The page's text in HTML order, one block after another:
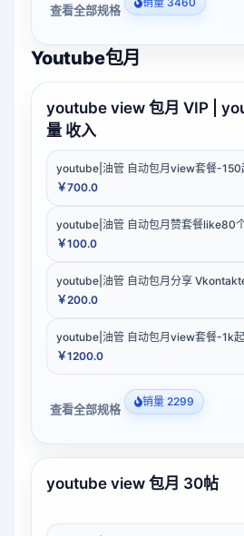
查看全部规格
Youtube包月
youtube view 包月 VIP |
量 收入
youtube|油管 自动包月view套餐-150
￥700.0
youtube|油管 自动包月赞套餐like80
￥100.0
youtube|油管 自动包月分享
￥200.0
youtube|油管 自动包月view套餐-1k
￥1200.0
查看全部规格 销量 2299
youtube view 包月 30帖